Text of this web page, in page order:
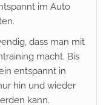
im Auto
dass man mit
macht. Bis
entspannt in
hin und wieder
kann.